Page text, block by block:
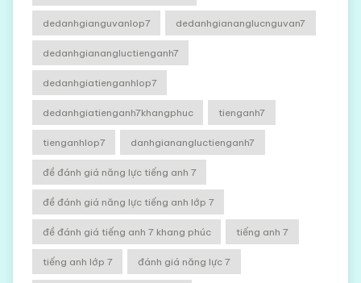
dedanhgianguvanlop7 dedanhgiananglucnguvan7
dedanhgianangluctienganh7
dedanhgiatienganhlop7
dedanhgiatienganh7khangphuc tienganh7
tienganhlop7 danhgianangluctienganh7
đề đánh giá năng lực tiếng anh 7
đề đánh giá năng lực tiếng anh lớp 7
đề đánh giá tiếng anh 7 khang phúc tiếng anh 7
tiếng anh lớp 7 đánh giá năng lực 7